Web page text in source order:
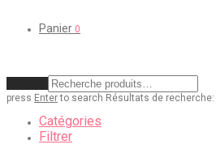
Panier 0
press Enterto search Résultats de recherche:
Catégories
Filtrer